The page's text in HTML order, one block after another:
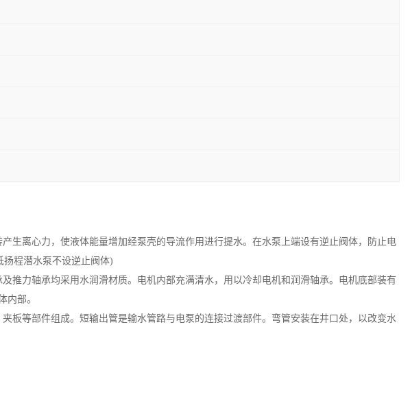
生离心力，使液体能量增加经泵壳的导流作用进行提水。在水泵上端设有逆止阀体，防止电
程潜水泵不设逆止阀体)
推力轴承均采用水润滑材质。电机内部充满清水，用以冷却电机和润滑轴承。电机底部装有
内部。
板等部件组成。短输出管是输水管路与电泵的连接过渡部件。弯管安装在井口处，以改变水